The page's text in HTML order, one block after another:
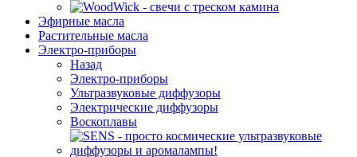
Эфирные масла
Растительные масла
Электро-приборы
Назад
Электро-приборы
Ультразвуковые диффузоры
Электрические диффузоры
Воскоплавы